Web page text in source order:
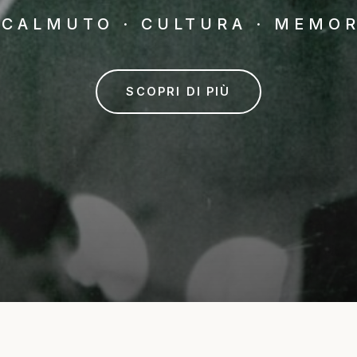
· CULTURA ·
SCOPRI DI PIÙ